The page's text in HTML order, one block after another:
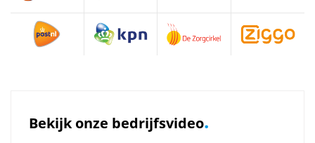
Bekijk onze bedrijfsvideo.